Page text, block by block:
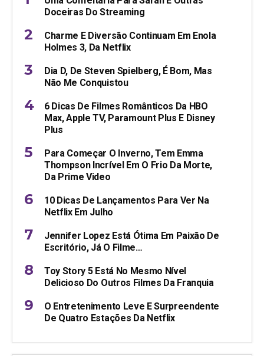
Doceiras Do Streaming
Charme E Diversão Continuam Em Enola
Holmes 3, Da Netflix
Dia D, De Steven Spielberg, É Bom, Mas
Não Me Conquistou
6 Dicas De Filmes Românticos Da HBO
Max, Apple TV, Paramount Plus E Disney
Plus
Para Começar O Inverno, Tem Emma
Thompson Incrível Em O Frio Da Morte,
Da Prime Video
10 Dicas De Lançamentos Para Ver Na
Netflix Em Julho
Jennifer Lopez Está Ótima Em Paixão De
Escritório, Já O Filme…
Toy Story 5 Está No Mesmo Nível
Delicioso Do Outros Filmes Da Franquia
O Entretenimento Leve E Surpreendente
De Quatro Estações Da Netflix